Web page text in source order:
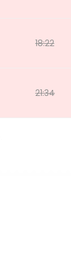
18:22
21:34